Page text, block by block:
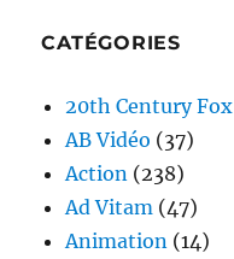
CATÉGORIES
20th Century Fox
AB Vidéo (37)
Action (238)
Ad Vitam (47)
Animation (14)